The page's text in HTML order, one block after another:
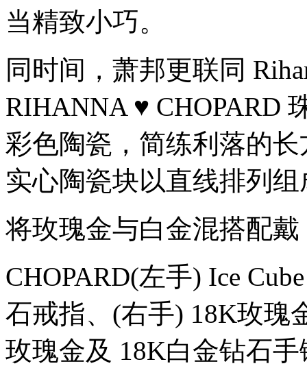
可
以
出
更
多
变
化，
显
个
人
风
品
味。
Chopard
新
推
IceCubePure
首
饰
系
当精致小巧。
同时间，萧邦更联同
RIHANNA ♥ CHOPARD
彩色陶瓷，简练利落的
实心陶瓷块以直线排列
将玫瑰金与白金混搭配
CHOPARD(左手) Ice
石戒指、(右手) 18K玫瑰
玫瑰金及 18K白金钻石